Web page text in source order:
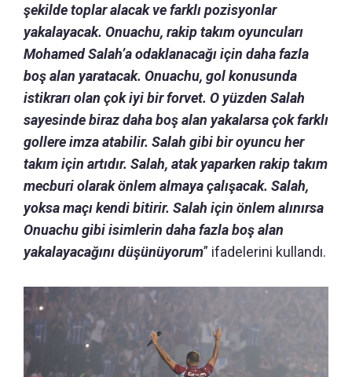
şekilde toplar alacak ve farklı pozisyonlar
yakalayacak. Onuachu, rakip takım oyuncuları
Mohamed Salah’a odaklanacağı için daha fazla
boş alan yaratacak. Onuachu, gol konusunda
istikrarı olan çok iyi bir forvet. O yüzden Salah
sayesinde biraz daha boş alan yakalarsa çok farklı
gollere imza atabilir. Salah gibi bir oyuncu her
takım için artıdır. Salah, atak yaparken rakip takım
mecburi olarak önlem almaya çalışacak. Salah,
yoksa maçı kendi bitirir. Salah için önlem alınırsa
Onuachu gibi isimlerin daha fazla boş alan
yakalayacağını düşünüyorum” ifadelerini kullandı.